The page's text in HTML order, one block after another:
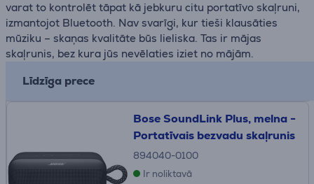
varat to kontrolēt tāpat kā jebkuru citu portatīvo skaļruni,
izmantojot Bluetooth. Nav svarīgi, kur tieši klausāties
mūziku – skaņas kvalitāte būs lieliska. Tas ir mājas
skaļrunis, bez kura jūs nevēlaties iziet no mājām.
Līdzīga prece
Bose SoundLink Plus, melna -
Portatīvais bezvadu skaļrunis
894040-0100
Ir noliktavā